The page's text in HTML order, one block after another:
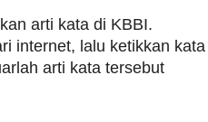
arti kata di KBBI.
internet, lalu ketikkan kata
arti kata tersebut